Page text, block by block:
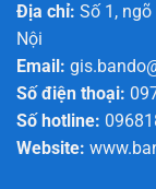
Địa chỉ: Số 1,
Nội
Email:
Số điện thoại:
Số hotline:
Website: